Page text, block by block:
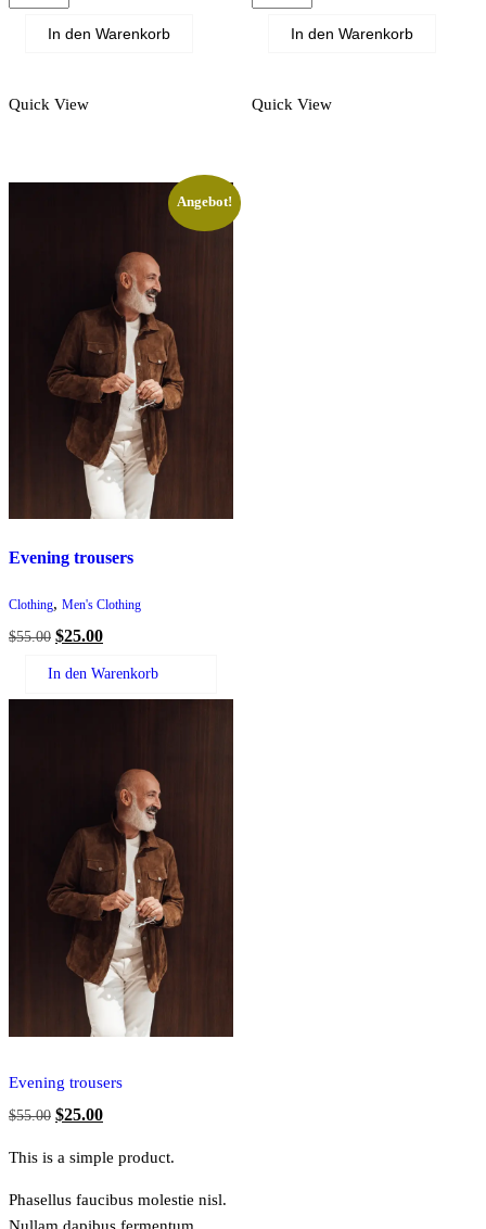
MengeIn den Warenkorb
Quick View
MengeIn den Warenkorb
Quick View
Angebot!
Evening trousers
Clothing, Men's Clothing
$55.00 Ursprünglicher
$25.00Aktueller
In den Warenkorb
Evening trousers
$55.00 Ursprünglicher
war:
$55.00
$25.00Aktueller
ist:
$25.00.
This is a simple product.
Phasellus faucibus molestie nisl.
Nullam dapibus fermentum